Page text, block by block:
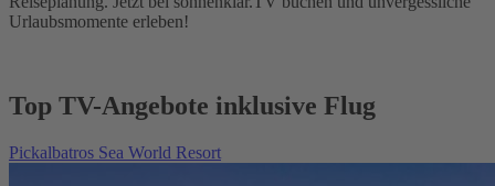
Urlaubsmomente erleben!
Top TV-Angebote inklusive Flug
Pickalbatros Sea World Resort